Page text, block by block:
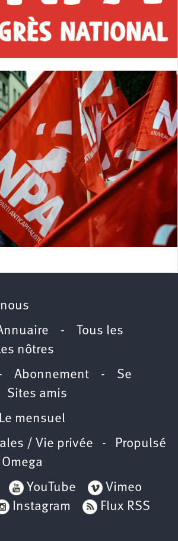
-
Tous les
nôtres
Abonnement - Se
Sites amis
Le mensuel
/ Vie privée - Propulsé
Omega
YouTube
Vimeo
Instagram
Flux RSS